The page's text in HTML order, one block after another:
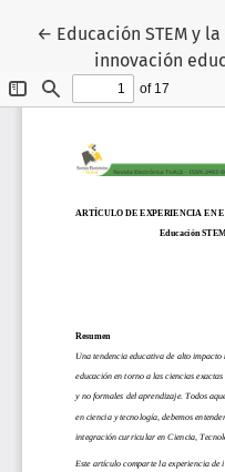
← Volver a los
Educación STEM y
innovación